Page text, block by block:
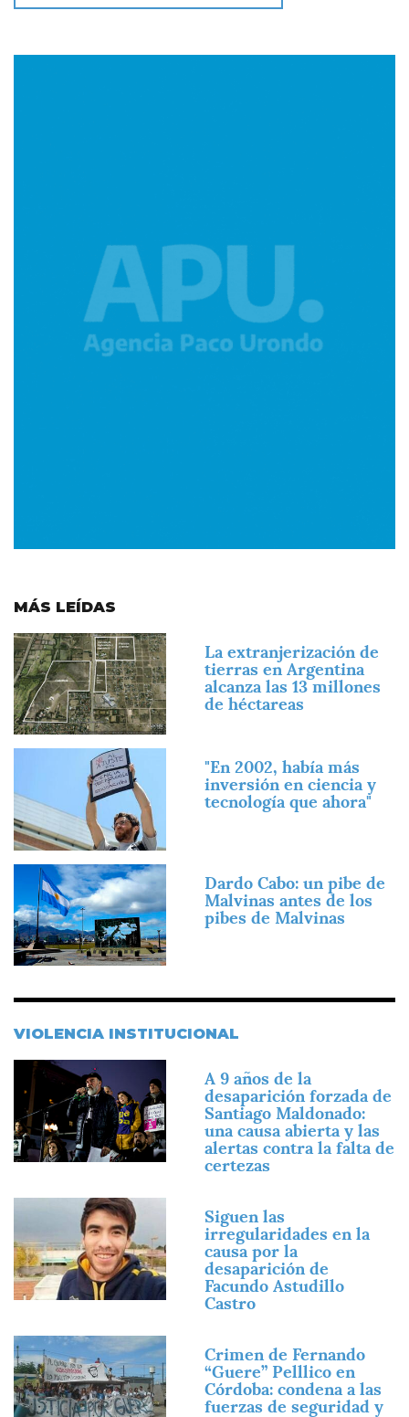
MÁS LEÍDAS
Imagen
La extranjerización de
tierras en Argentina
alcanza las 13 millones
de héctareas
"En 2002, había más
inversión en ciencia y
tecnología que ahora"
Imagen
Dardo Cabo: un pibe de
Malvinas antes de los
pibes de Malvinas
VIOLENCIA INSTITUCIONAL
Imagen
A 9 años de la
desaparición forzada de
Santiago Maldonado:
una causa abierta y las
alertas contra la falta de
certezas
Siguen las
irregularidades en la
causa por la
desaparición de
Facundo Astudillo
Castro
Imagen
Crimen de Fernando
“Guere” Pelllico en
Córdoba: condena a las
fuerzas de seguridad y